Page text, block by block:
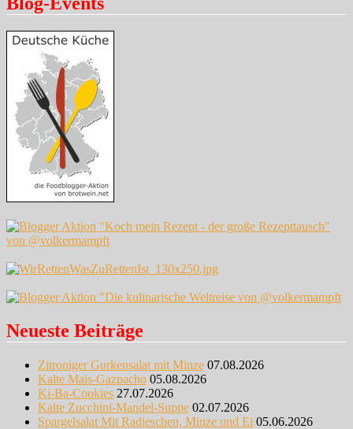
Neueste Beiträge
Zitroniger Gurkensalat mit Minze 07.08.2026
Kalte Mais-Gazpacho 05.08.2026
Ki-Ba-Cookies 27.07.2026
Kalte Zucchini-Mandel-Suppe 02.07.2026
Spargelsalat Mit Radieschen, Minze und Ei 05.06.2026